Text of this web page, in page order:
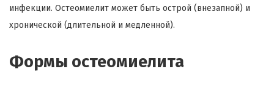
инфекции. Остеомиелит может быть острой (внезапной) и
хронической (длительной и медленной).
Формы остеомиелита